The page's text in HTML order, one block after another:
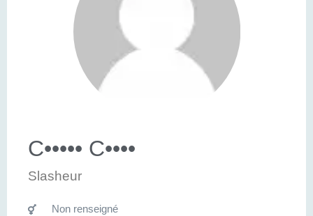
C••••• C••••
Slasheur
Non renseigné